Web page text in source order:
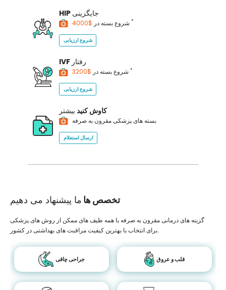
HIP جایگزینی
شروع بسته در *
شروع ارزیابی
IVF رفتار
شروع بسته در *
شروع ارزیابی
کاوش کنید بیشتر
بسته های پزشکی مقرون به صرفه
ارسال استعلام
تخصص ها ما پیشنهاد می دهیم
گزینه های درمانی مقرون به صرفه با همه طیف های ممکن از روش های پزشکی
برای انتخاب با بهترین کیفیت مراقبت های بهداشتی در کشور.
جراحی چاقی قلب و عروق